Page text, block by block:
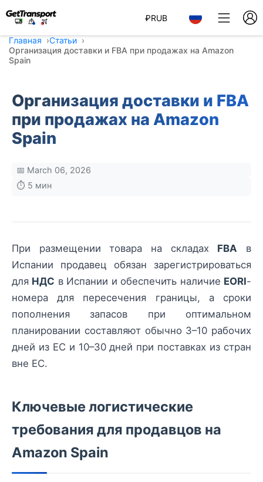
₽RUB
Главная
Статьи
Организация доставки и FBA при продажах на Amazon
Spain
Организация доставки и FBA
при продажах на Amazon
Spain
📅 March 06, 2026
⏱️ 5 мин
При размещении товара на складах FBA в
Испании продавец обязан зарегистрироваться
для НДС в Испании и обеспечить наличие EORI-
номера для пересечения границы, а сроки
пополнения запасов при оптимальном
планировании составляют обычно 3–10 рабочих
дней из ЕС и 10–30 дней при поставках из стран
вне ЕС.
Ключевые логистические
требования для продавцов на
Amazon Spain